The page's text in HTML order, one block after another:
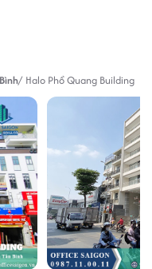
Halo Phổ Quang Building